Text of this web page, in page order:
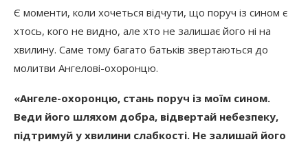
Є моменти, коли хочеться відчути, що поруч із сином є
хтось, кого не видно, але хто не залишає його ні на
хвилину. Саме тому багато батьків звертаються до
молитви Ангелові-охоронцю.
«Ангеле-охоронцю, стань поруч із моїм сином.
Веди його шляхом добра, відвертай небезпеку,
підтримуй у хвилини слабкості. Не залишай його